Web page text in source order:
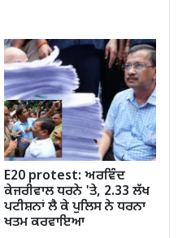
E20 protest: ਅਰਵਿੰਦ
ਕੇਜਰੀਵਾਲ ਧਰਨੇ 'ਤੇ, 2.33 ਲੱਖ
ਪਟੀਸ਼ਨਾਂ ਲੈ ਕੇ ਪੁਲਿਸ ਨੇ ਧਰਨਾ
ਖਤਮ ਕਰਵਾਇਆ